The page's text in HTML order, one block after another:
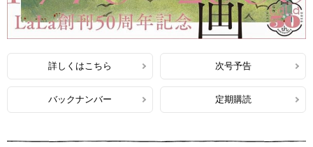
詳しくはこちら 次号予告
バックナンバー 定期購読